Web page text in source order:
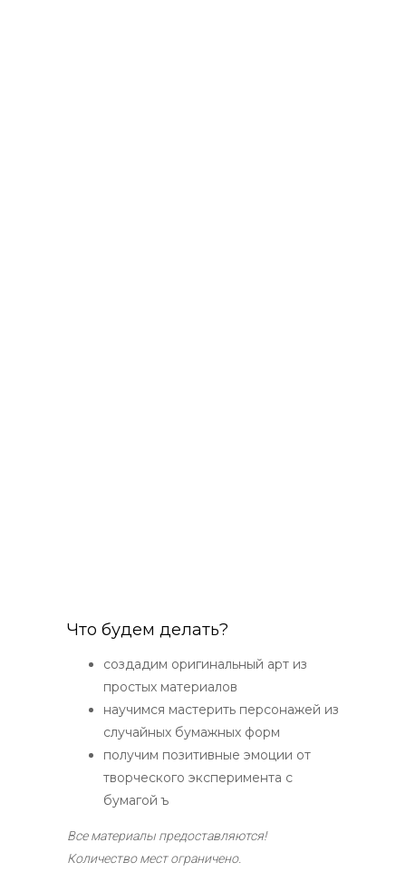
Что будем делать?
создадим оригинальный арт из
простых материалов
научимся мастерить персонажей из
случайных бумажных форм
получим позитивные эмоции от
творческого эксперимента с
бумагой ъ
Все материалы предоставляются!
Количество мест ограничено.